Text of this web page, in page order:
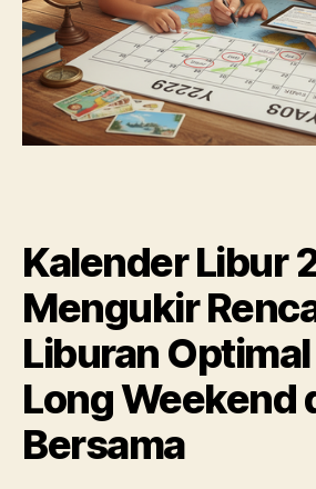
Kalender Libur
Mengukir
Liburan
Long Weekend
Bersama